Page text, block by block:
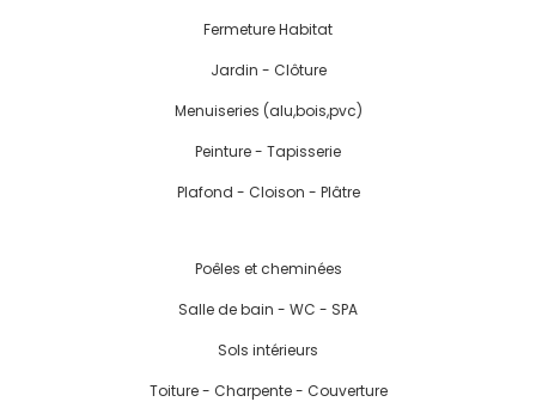
Fermeture Habitat
Jardin - Clôture
Menuiseries (alu,bois,pvc)
Peinture - Tapisserie
Plafond - Cloison - Plâtre
Poêles et cheminées
Salle de bain - WC - SPA
Sols intérieurs
Toiture - Charpente - Couverture